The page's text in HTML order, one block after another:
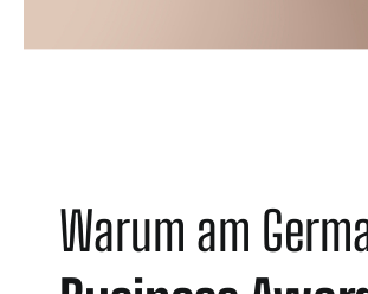
Warum am